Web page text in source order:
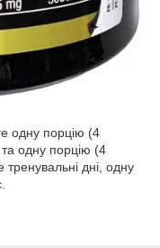
одну порцію (4
одну порцію (4
тренувальні дні, одну